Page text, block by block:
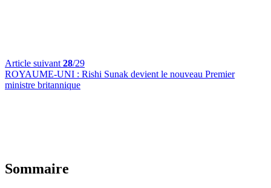
Article suivant 28/29
ROYAUME-UNI : Rishi Sunak devient le nouveau Premier
ministre britannique
Sommaire